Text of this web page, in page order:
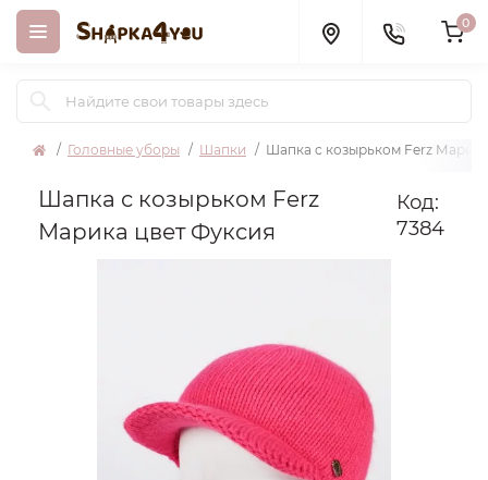
0
Головные уборы Шапки Шапка с козырьком Ferz
Шапка с козырьком Ferz
Марика цвет Фуксия
Код:
7384